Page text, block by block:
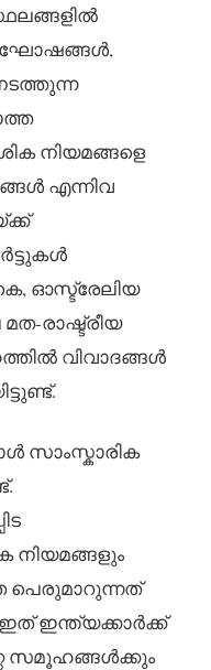
നിയമങ്ങളെ
എന്നിവ
ഓസ്ട്രേലിയ
രാഷ്ട്രീയ
വിവാദങ്ങൾ
സാംസ്കാരിക
നിയമങ്ങളും
പെരുമാറുന്നത്
ഇന്ത്യക്കാർക്ക്
സമൂഹങ്ങൾക്കും